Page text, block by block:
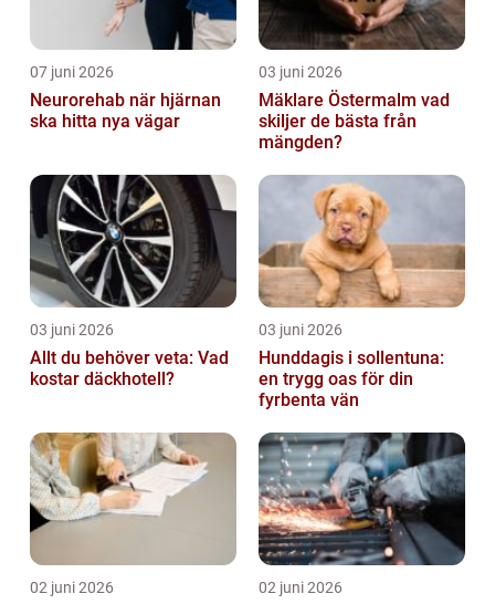
07 juni 2026
Neurorehab när hjärnan
ska hitta nya vägar
03 juni 2026
Mäklare Östermalm vad
skiljer de bästa från
mängden?
03 juni 2026
Allt du behöver veta: Vad
kostar däckhotell?
03 juni 2026
Hunddagis i sollentuna:
en trygg oas för din
fyrbenta vän
02 juni 2026 02 juni 2026